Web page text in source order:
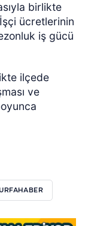
birlikte
İşçi ücretlerinin
iş gücü
ilçede
ve